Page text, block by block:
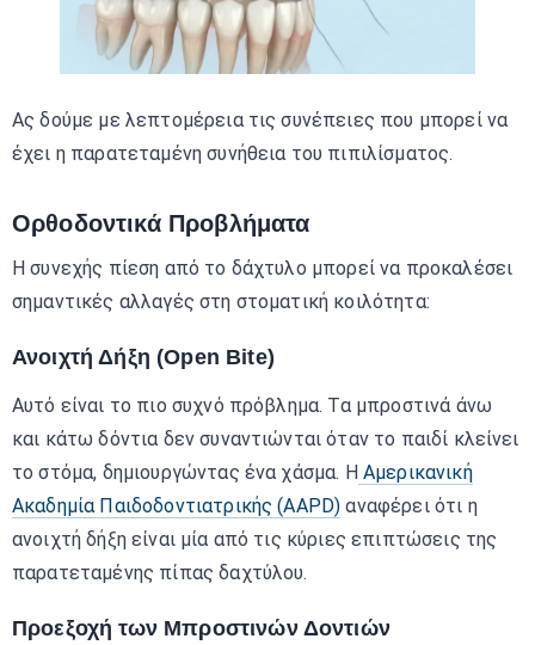
Ας δούμε με λεπτομέρεια τις συνέπειες που μπορεί να
έχει η παρατεταμένη συνήθεια του πιπιλίσματος.
Ορθοδοντικά Προβλήματα
Η συνεχής πίεση από το δάχτυλο μπορεί να προκαλέσει
σημαντικές αλλαγές στη στοματική κοιλότητα:
Ανοιχτή Δήξη (Open Bite)
Αυτό είναι το πιο συχνό πρόβλημα. Τα μπροστινά άνω
και κάτω δόντια δεν συναντιώνται όταν το παιδί κλείνει
το στόμα, δημιουργώντας ένα χάσμα. ΗΑμερικανική
Ακαδημία Παιδοδοντιατρικής (AAPD) αναφέρει ότι η
ανοιχτή δήξη είναι μία από τις κύριες επιπτώσεις της
παρατεταμένης πίπας δαχτύλου.
Προεξοχή των Μπροστινών Δοντιών